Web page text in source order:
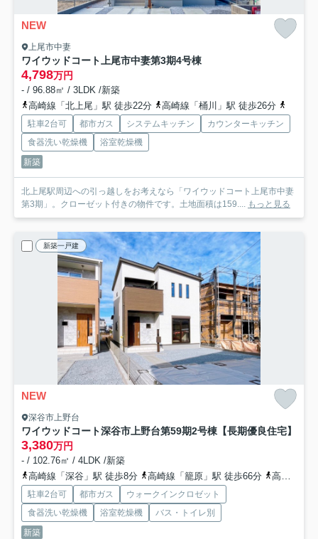
NEW
上尾市中妻
ワイウッドコート上尾市中妻第3期4号棟
4,798万円
- / 96.88㎡ / 3LDK /新築
高崎線「北上尾」駅 徒歩22分
高崎線「桶川」駅 徒歩26分
駐車2台可 都市ガス システムキッチン
カウンターキッチン
食器洗い乾燥機
浴室乾燥機
新築
北上尾駅周辺への引っ越しをお考えなら「ワイウッドコート上尾市中妻
第3期」。クローゼット付きの物件です。土地面積は159.... もっと見る
新築一戸建
NEW
深谷市上野台
ワイウッドコート深谷市上野台第59期2号棟【長期優良住宅】
3,380万円
- / 102.76㎡ / 4LDK /新築
高崎線「深谷」駅 徒歩8分
高崎線「籠原」駅 徒歩66分 高崎線「岡部」駅 徒歩66分
駐車2台可 都市ガス
ウォークインクロゼット
食器洗い乾燥機
浴室乾燥機
バス・トイレ別
新築